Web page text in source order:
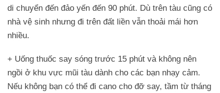
di chuyển đến đảo yến đến 90 phút. Dù trên tàu cũng có
nhà vệ sinh nhưng đi trên đất liền vẫn thoải mái hơn
nhiều.
+ Uống thuốc say sóng trước 15 phút và không nên
ngồi ở khu vực mũi tàu dành cho các bạn nhạy cảm.
Nếu không bạn có thể đi cano cho đỡ say, tầm từ tháng